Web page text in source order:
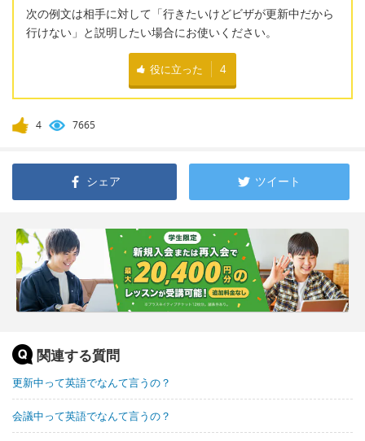
次の例文は相手に対して「行きたいけどビザが更新中だから
行けない」と説明したい場合にお使いください。
役に立った 4
4 7665
シェア ツイート
関連する質問
更新中って英語でなんて言うの？
会議中って英語でなんて言うの？